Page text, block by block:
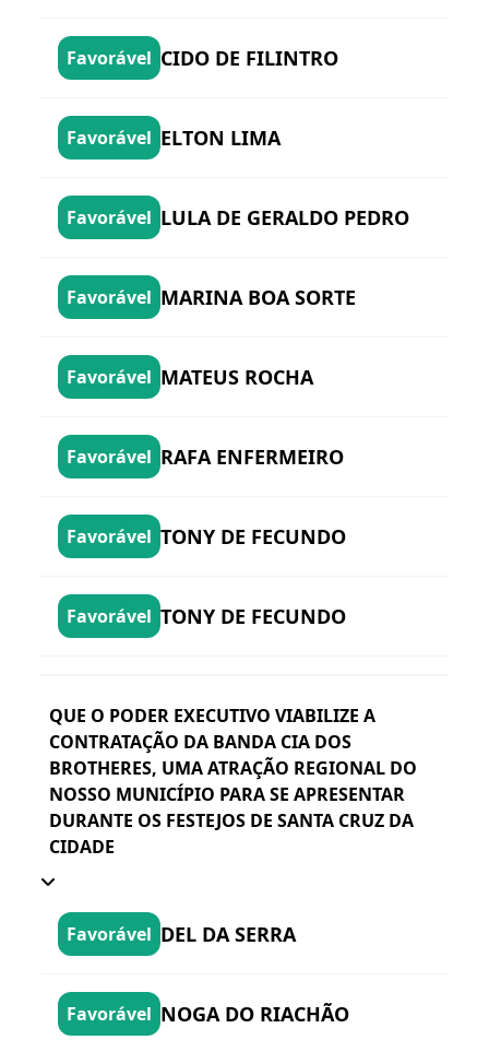
Favorável CIDO DE FILINTRO
Favorável ELTON LIMA
Favorável LULA DE GERALDO PEDRO
Favorável MARINA BOA SORTE
Favorável MATEUS ROCHA
Favorável RAFA ENFERMEIRO
Favorável TONY DE FECUNDO
Favorável TONY DE FECUNDO
QUE O PODER EXECUTIVO VIABILIZE A
CONTRATAÇÃO DA BANDA CIA DOS
BROTHERES, UMA ATRAÇÃO REGIONAL DO
NOSSO MUNICÍPIO PARA SE APRESENTAR
DURANTE OS FESTEJOS DE SANTA CRUZ DA
CIDADE
Favorável DEL DA SERRA
Favorável NOGA DO RIACHÃO